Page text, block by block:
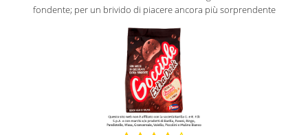
fondente; per un brivido di piacere ancora più sorprendente